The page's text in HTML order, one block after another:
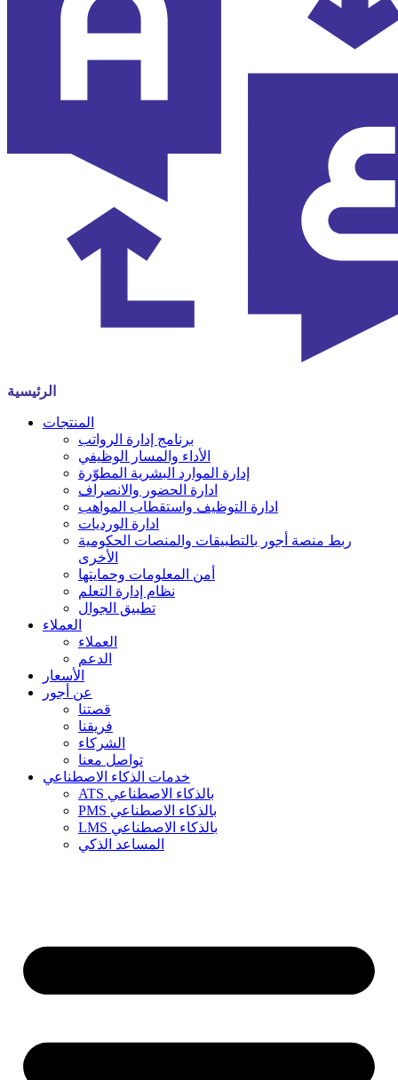
الرئيسية
المنتجات
برنامج إدارة الرواتب
الأداء والمسار الوظيفي
إدارة الموارد البشرية المطوّرة
ادارة الحضور والانصراف
ادارة التوظيف واستقطاب المواهب
ادارة الورديات
ربط منصة أجور بالتطبيقات والمنصات الحكومية
الأخرى
أمن المعلومات وحمايتها
نظام إدارة التعلم
تطبيق الجوال
العملاء
العملاء
الدعم
الأسعار
عن أجور
قصتنا
فريقنا
الشركاء
تواصل معنا
خدمات الذكاء الاصطناعي
ATS بالذكاء الاصطناعي
PMS بالذكاء الاصطناعي
LMS بالذكاء الاصطناعي
المساعد الذكي